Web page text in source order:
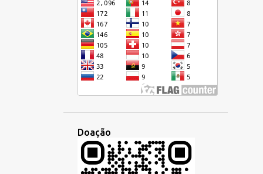
CRIOULO HAITIANO CULTURA
CURSIVA DEMOCRÁTICA
DESENVOLVIMENTO DIGITAL
DINHEIRO DISCUSSÃO
DOMINGO
EDUCAÇÃO
EMPREGO EMPRESA ENCONTRO
ENSINO EQUÍVOCO ESCOLA
Doação